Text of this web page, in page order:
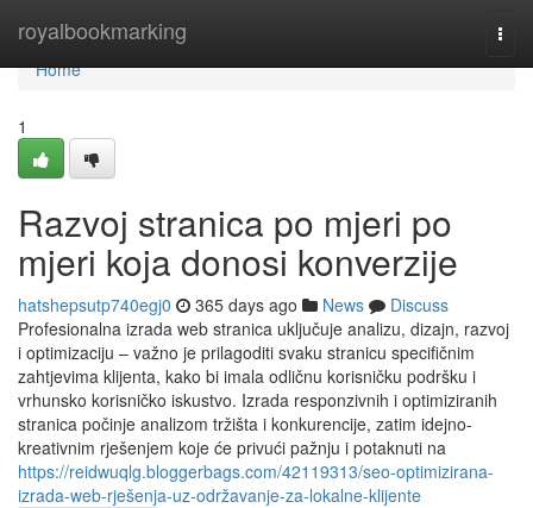
royalbookmarking
Home
Home
1
Razvoj stranica po mjeri po
mjeri koja donosi konverzije
hatshepsutp740egj0 365 days ago News
Discuss
Profesionalna izrada web stranica uključuje analizu, dizajn, razvoj
i optimizaciju – važno je prilagoditi svaku stranicu specifičnim
zahtjevima klijenta, kako bi imala odličnu korisničku podršku i
vrhunsko korisničko iskustvo. Izrada responzivnih i optimiziranih
stranica počinje analizom tržišta i konkurencije, zatim idejno-
kreativnim rješenjem koje će privući pažnju i potaknuti na
https://reidwuqlg.bloggerbags.com/42119313/seo-optimizirana-
izrada-web-rješenja-uz-održavanje-za-lokalne-klijente